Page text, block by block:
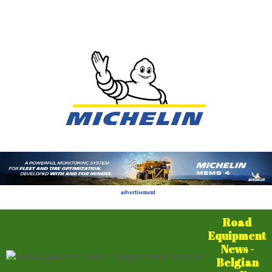
advertisement
Road
Equipment
News -
Belgian